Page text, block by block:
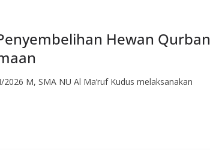
Hewan Qurban
M, SMA NU Al Ma’ruf Kudus melaksanakan